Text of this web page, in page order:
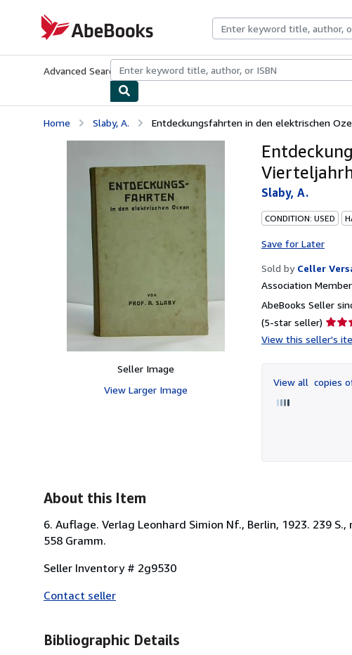
AbeBooks.com
Advanced Search Browse CollectionsRare BooksArt & Collectibles
Home Slaby, A. Entdeckungsfahrten in den elektrischen
Seller Image
View Larger Image
Slaby, A.
CONDITION: USED
Save for Later
Sold by Celler
Association
AbeBooks Seller
(5-star seller) Seller
rating
of
5
View this seller's
View all copies
About this Item
6. Auflage. Verlag Leonhard Simion Nf., Berlin, 1923. 239
558 Gramm.
Seller Inventory # 2g9530
Contact seller
Bibliographic Details